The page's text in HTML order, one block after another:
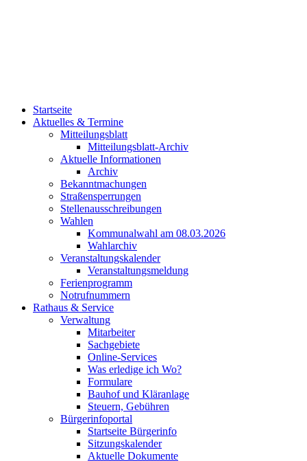
Startseite
Aktuelles & Termine
Mitteilungsblatt
Mitteilungsblatt-Archiv
Aktuelle Informationen
Archiv
Bekanntmachungen
Straßensperrungen
Stellenausschreibungen
Wahlen
Kommunalwahl am 08.03.2026
Wahlarchiv
Veranstaltungskalender
Veranstaltungsmeldung
Ferienprogramm
Notrufnummern
Rathaus & Service
Verwaltung
Mitarbeiter
Sachgebiete
Online-Services
Was erledige ich Wo?
Formulare
Bauhof und Kläranlage
Steuern, Gebühren
Bürgerinfoportal
Startseite Bürgerinfo
Sitzungskalender
Aktuelle Dokumente